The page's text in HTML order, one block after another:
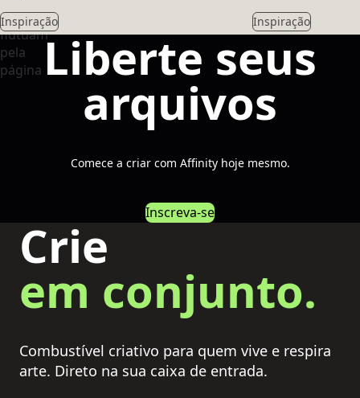
Inspiração Inspiração
Liberte seus
arquivos
Comece a criar com Affinity hoje mesmo.
Inscreva-se
Crie
em conjunto.
Combustível criativo para quem vive e respira
arte. Direto na sua caixa de entrada.